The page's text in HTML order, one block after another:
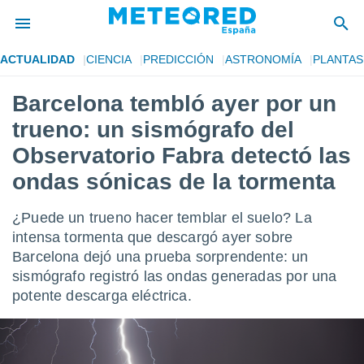
de
por
para
la
que se
calidad.
las
y
forma
digital
basada
ACTUALIDAD CIENCIA PREDICCIÓN ASTRONOMÍA PLANTAS
Barcelona tembló ayer por un
trueno: un sismógrafo del
Observatorio Fabra detectó las
ondas sónicas de la tormenta
¿Puede un trueno hacer temblar el suelo? La
intensa tormenta que descargó ayer sobre
Barcelona dejó una prueba sorprendente: un
sismógrafo registró las ondas generadas por una
potente descarga eléctrica.